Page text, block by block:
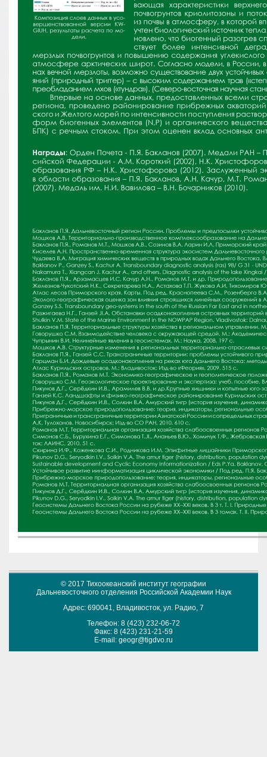
© 2017 Тихоокеанский институт географии
Дальневосточного отделения Российской Академии Наук
Адрес: 690041, Владивосток, ул. Радио, 7
Телефон: 8 (423) 232-06-72
Факс: 8 (423) 231-21-59
E-mail: geogr@tigdvo.ru